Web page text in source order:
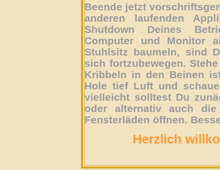
Beende jetzt
anderen laufenden
Shutdown Deines
Computer und Monitor
Stuhlsitz baumeln, sind
sich fortzubewegen.
Kribbeln in den Beinen
Hole tief Luft und
vielleicht solltest Du
oder alternativ auch
Fensterläden öffnen.
Herzlich